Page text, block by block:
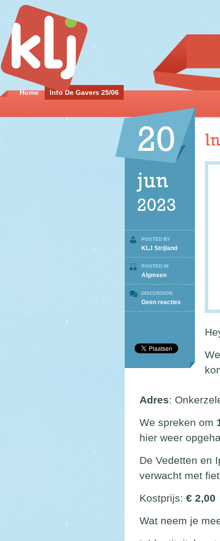
Home Info De Gavers 25/06
20
jun
2023
POSTED BY
KLJ Strijland
POSTED IN
Algmeen
DISCUSSION
Geen reacties
Info
Adres:
We spreken om
hier weer
De Vedetten en
verwacht met
Kostprijs: € 2,00
Wat neem je